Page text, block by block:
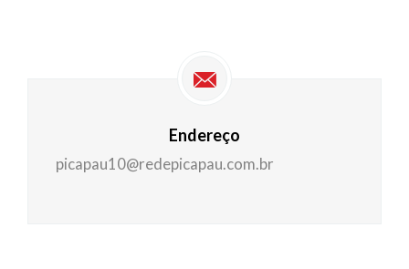
Endereço
picapau10@redepicapau.com.br